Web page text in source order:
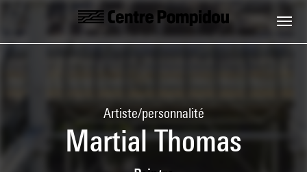
Aller au contenu principal
Centre Pompidou
Artiste/personnalité
Martial Thomas